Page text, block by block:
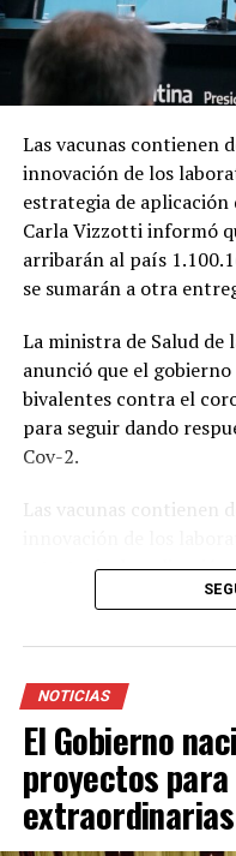
Las vacunas contienen
innovación de los
estrategia de aplicación
Carla Vizzotti informó
arribarán al país
se sumarán a otra
La ministra de Salud de
anunció que el
bivalentes contra el
para seguir dando
Cov-2.
Las vacunas contienen
estrategia de
de la cartera sanitaria
Pfizer que se sumarán
vacunas.
El envío a las provincias
En ese marco, la
semanas van a estar
pero que ambas son
NOTICIAS
El Gobierno
proyectos
extraordinarias